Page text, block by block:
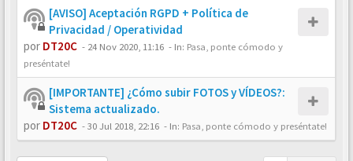
[AVISO] Aceptación RGPD + Política de
Privacidad / Operatividad
por DT20C - 24 Nov 2020, 11:16 - In: Pasa, ponte cómodo y
preséntate!
[IMPORTANTE] ¿Cómo subir FOTOS y VÍDEOS?:
Sistema actualizado.
por DT20C -30 Jul 2018, 22:16 - In: Pasa, ponte cómodo y preséntate!